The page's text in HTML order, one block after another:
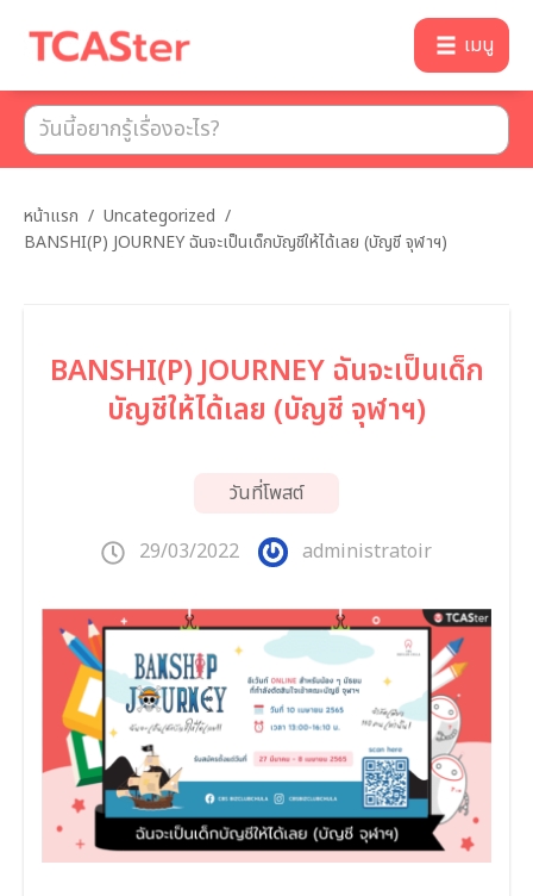
เมนู
หน้าแรก / Uncategorized /
BANSHI(P) JOURNEY ฉันจะเป็นเด็กบัญชีให้ได้เลย (บัญชี จุฬาฯ)
BANSHI(P) JOURNEY ฉันจะเป็นเด็ก
บัญชีให้ได้เลย (บัญชี จุฬาฯ)
วันที่โพสต์
29/03/2022 administratoir